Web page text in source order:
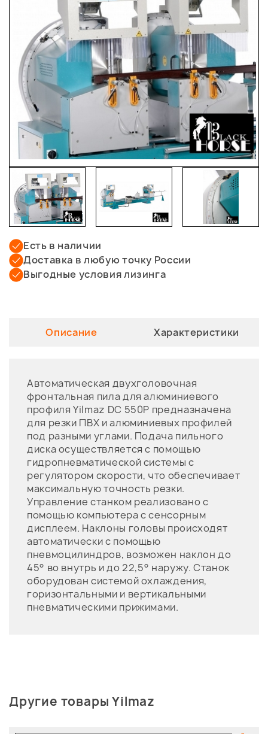
Есть в наличии
Доставка в любую точку России
Выгодные условия лизинга
Описание Характеристики
Автоматическая двухголовочная
фронтальная пила для алюминиевого
профиля Yilmaz DC 550P предназначена
для резки ПВХ и алюминиевых профилей
под разными углами. Подача пильного
диска осуществляется с помощью
гидропневматической системы с
регулятором скорости, что обеспечивает
максимальную точность резки.
Управление станком реализовано с
помощью компьютера с сенсорным
дисплеем. Наклоны головы происходят
автоматически с помощью
пневмоцилиндров, возможен наклон до
45° во внутрь и до 22,5° наружу. Станок
оборудован системой охлаждения,
горизонтальными и вертикальными
пневматическими прижимами.
Другие товары Yilmaz